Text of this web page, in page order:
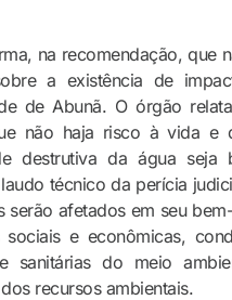
na recomendação, que
a existência de
de Abunã. O órgão
não haja risco à vida e
destrutiva da água seja
técnico da perícia
serão afetados em seu
sociais e econômicas,
sanitárias do meio
recursos ambientais.